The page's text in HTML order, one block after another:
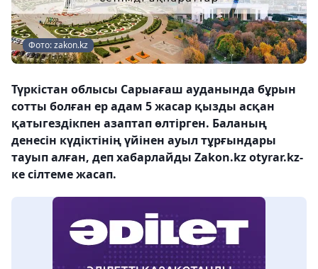
Фото: zakon.kz
Түркістан облысы Сарыағаш ауданында бұрын
сотты болған ер адам 5 жасар қызды асқан
қатыгездікпен азаптап өлтірген. Баланың
денесін күдіктінің үйінен ауыл тұрғындары
тауып алған, деп хабарлайды Zakon.kz otyrar.kz-
ке сілтеме жасап.